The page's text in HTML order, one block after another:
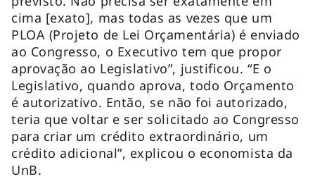
cima [exato], mas todas as vezes que um
PLOA (Projeto de Lei Orçamentária) é enviado
ao Congresso, o Executivo tem que propor
aprovação ao Legislativo”, justificou. “E o
Legislativo, quando aprova, todo Orçamento
é autorizativo. Então, se não foi autorizado,
teria que voltar e ser solicitado ao Congresso
para criar um crédito extraordinário, um
crédito adicional”, explicou o economista da
UnB.